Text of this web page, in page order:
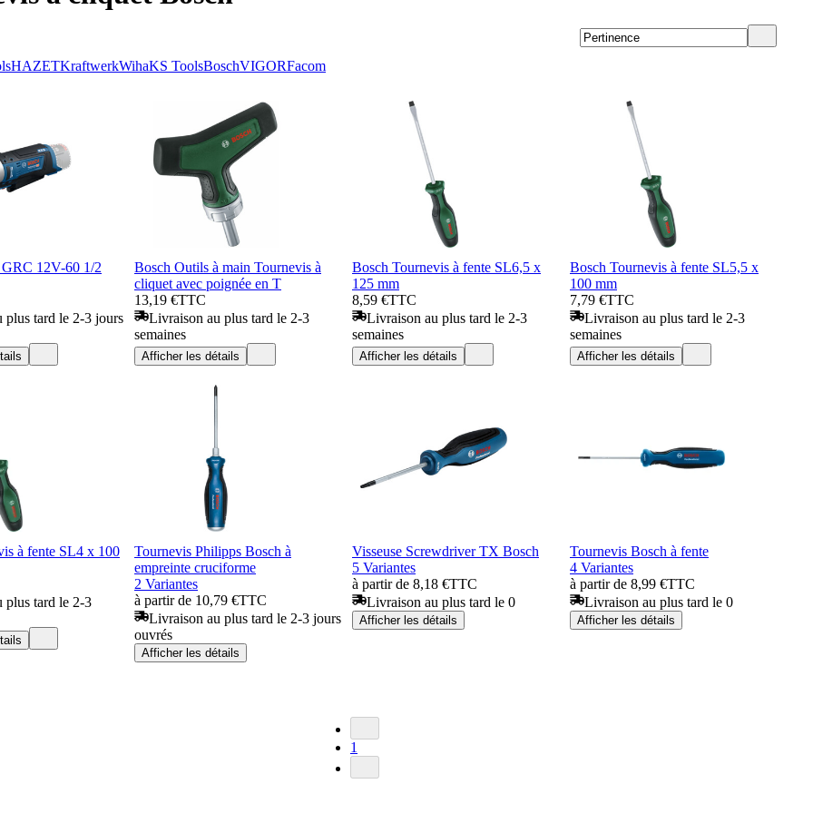
HAZETKraftwerkWihaKS ToolsBoschVIGORFacom
12V-60 1/2
plus tard le 2-3 jours
Bosch Outils à main Tournevis à
cliquet avec poignée en T
13,19 €TTC
Livraison au plus tard le 2-3
semaines
Afficher les détails
Bosch Tournevis à fente SL6,5 x
125 mm
8,59 €TTC
Livraison au plus tard le 2-3
semaines
Afficher les détails
Bosch Tournevis à fente SL5,5 x
100 mm
7,79 €TTC
Livraison au plus tard le 2-3
semaines
Afficher les détails
à fente SL4 x 100
plus tard le 2-3
Tournevis Philipps Bosch à
empreinte cruciforme
2 Variantes
à partir de 10,79 €TTC
Livraison au plus tard le 2-3 jours
ouvrés
Afficher les détails
Visseuse Screwdriver TX Bosch
5 Variantes
à partir de 8,18 €TTC
Livraison au plus tard le 0
Afficher les détails
Tournevis Bosch à fente
4 Variantes
à partir de 8,99 €TTC
Livraison au plus tard le 0
Afficher les détails
1